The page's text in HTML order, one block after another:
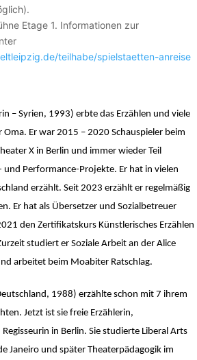
Etage 1. Informationen zur
teilhabe/spielstaetten-anreise
– Syrien, 1993) erbte das Erzählen und viele
Oma. Er war 2015 – 2020 Schauspieler beim
X in Berlin und immer wieder Teil
und Performance-Projekte. Er hat in vielen
erzählt. Seit 2023 erzählt er regelmäßig
Er hat als Übersetzer und Sozialbetreuer
den Zertifikatskurs Künstlerisches Erzählen
studiert er Soziale Arbeit an der Alice
arbeitet beim Moabiter Ratschlag.
1988) erzählte schon mit 7 ihrem
Jetzt ist sie freie Erzählerin,
in Berlin. Sie studierte Liberal Arts
Janeiro und später Theaterpädagogik im